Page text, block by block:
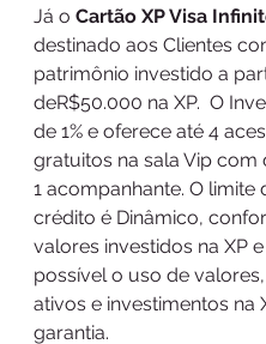
Já o Cartão XP Visa
destinado aos Clientes
patrimônio investido a
deR$50.000 na XP.  O
de 1% e oferece até 4
gratuitos na sala Vip com
1 acompanhante. O limite
crédito é Dinâmico,
valores investidos na XP
possível o uso de
ativos e investimentos na
garantia.